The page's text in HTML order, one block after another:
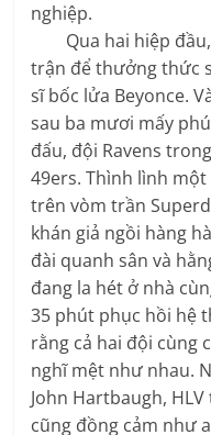
nghiệp.
Qua hai hiệp đầu,
trận để thưởng thức
sĩ bốc lửa Beyonce.
sau ba mươi mấy
đấu, đội Ravens
49ers. Thình lình
trên vòm trần
khán giả ngồi hàng
đài quanh sân và
đang la hét ở nhà
35 phút phục hồi hệ
rằng cả hai đội cùng
nghĩ mệt như nhau.
John Hartbaugh,
cũng đồng cảm như